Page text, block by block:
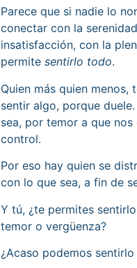
Parece que si nadie lo
conectar con la
insatisfacción, con la
permite sentirlo todo.
Quien más quien menos,
sentir algo, porque
sea, por temor a que
control.
Por eso hay quien se
con lo que sea, a fin de
Y tú, ¿te permites
temor o vergüenza?
¿Acaso podemos